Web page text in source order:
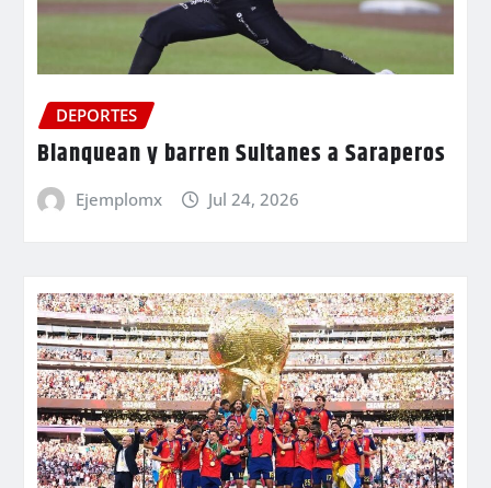
DEPORTES
Blanquean y barren Sultanes a Saraperos
Ejemplomx Jul 24, 2026